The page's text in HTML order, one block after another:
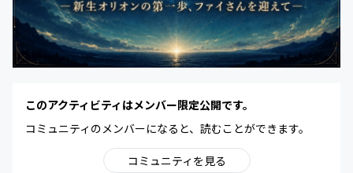
このアクティビティはメンバー限定公開です。
コミュニティのメンバーになると、読むことができます。
コミュニティを見る